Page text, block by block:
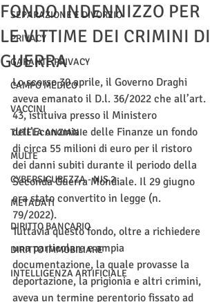
SEPARAZIONE E DIVORZIO
PRIVACY
GARANTE PRIVACY
CAMPO MEDICO
VACCINI
TUTELA ANZIANI
MULTE
CYBERSICUREZZA - NIS 2
METADATI
DIRITTO BANCARIO
DIRITTO IMMOBILIARE
INTELLIGENZA ARTIFICIALE
FONDO INDENNIZZO PER
LE VITTIME DEI CRIMINI DI
GUERRA
Lo scorso 30 aprile, il Governo Draghi
aveva emanato il D.l. 36/2022 che all’art.
43, istituiva presso il Ministero
dell’Economia e delle Finanze un fondo
di circa 55 milioni di euro per il ristoro
dei danni subiti durante il periodo della
Seconda Guerra Mondiale. Il 29 giugno
era stato convertito in legge (n.
79/2022).
Tuttavia questo fondo, oltre a richiedere
una particolare e ampia
documentazione, la quale provasse la
deportazione, la prigionia e altri crimini,
aveva un termine perentorio fissato ad